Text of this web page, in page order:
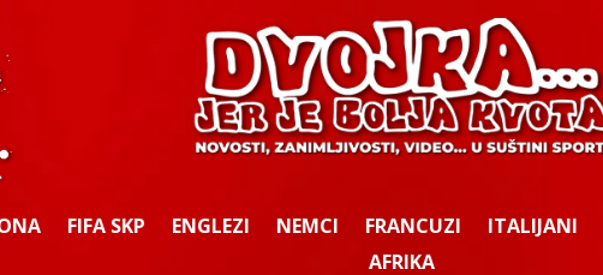
FIFA SKP ENGLEZI NEMCI FRANCUZI ITALIJANI
AFRIKA